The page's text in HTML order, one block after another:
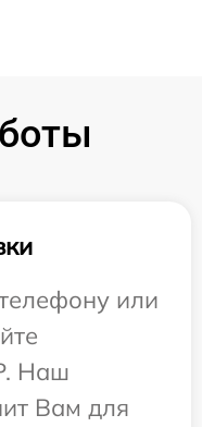
или
Наш
Вам для